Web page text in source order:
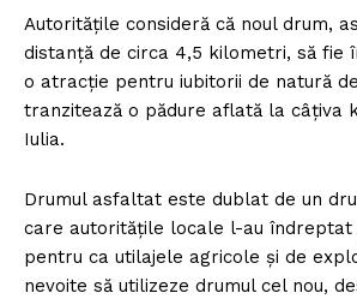
Autoritățile consideră că noul drum,
distanță de circa 4,5 kilometri, să fie
o atracție pentru iubitorii de natură
tranzitează o pădure aflată la câțiva
Iulia.
Drumul asfaltat este dublat de un
care autoritățile locale l-au îndreptat
pentru ca utilajele agricole și de
nevoite să utilizeze drumul cel nou,